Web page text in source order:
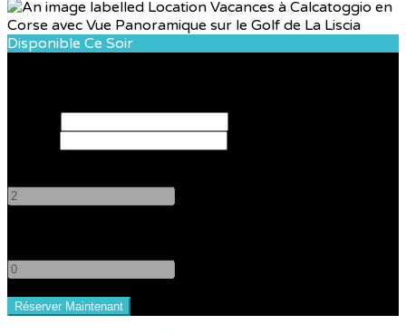
Disponible Ce Soir